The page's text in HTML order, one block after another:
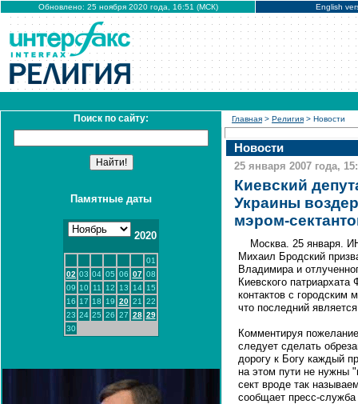
Обновлено: 25 ноября 2020 года, 16:51 (МСК) English
Поиск по сайту:
Памятные даты
2020
01
02 03 04 05 06 07 08
09 10 11 12 13 14 15
16 17 18 19 20 21
22
23 24 25 26 27 28 29
30
Главная > Религия > Новости
Новости
25 января 2007 года,
Киевский
Украины
мэром-
Москва. 25 января.
Михаил Бродский
Владимира и
Киевского
контактов с
что последний
Комментируя
следует сделать
дорогу к Богу каждый
на этом пути не нужны
сект вроде так
сообщает пресс-служба